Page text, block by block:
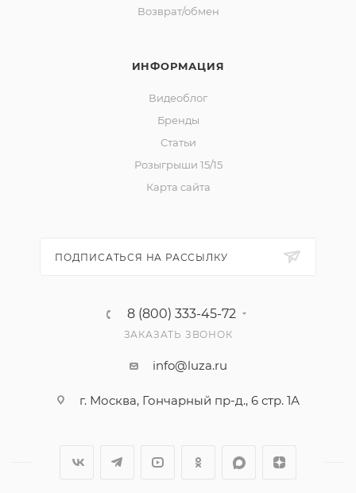
Возврат/обмен
ИНФОРМАЦИЯ
Видеоблог
Бренды
Статьи
Розыгрыши 15/15
Карта сайта
ПОДПИСАТЬСЯ НА РАССЫЛКУ
8 (800) 333-45-72
ЗАКАЗАТЬ ЗВОНОК
info@luza.ru
г. Москва, Гончарный пр-д., 6 стр. 1А